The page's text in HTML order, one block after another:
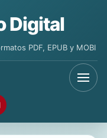
Digital
PDF, EPUB y MOBI